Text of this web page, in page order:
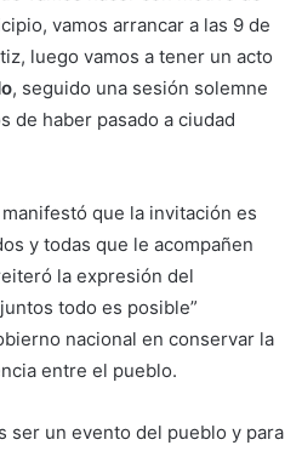
vamos arrancar a las 9 de
luego vamos a tener un acto
, seguido una sesión solemne
de haber pasado a ciudad
manifestó que la invitación es
y todas que le acompañen
la expresión del
todo es posible”
nacional en conservar la
entre el pueblo.
ser un evento del pueblo y para